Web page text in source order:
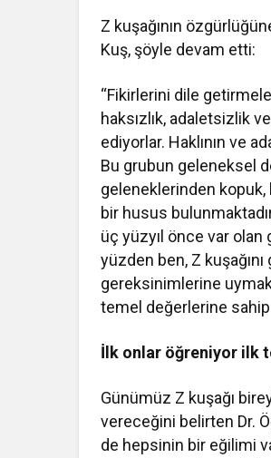
Z kuşağının
Kuş, şöyle devam etti:
“Fikirlerini dile
haksızlık, adaletsizlik
ediyorlar. Haklının ve
Bu grubun geleneksel
geleneklerinden kopuk,
bir husus
üç yüzyıl önce var
yüzden ben, Z
gereksinimlerine
temel değerlerine sahip
İlk onlar öğreniyor ilk
Günümüz Z kuşağı
vereceğini belirten Dr.
de hepsinin bir eğilimi